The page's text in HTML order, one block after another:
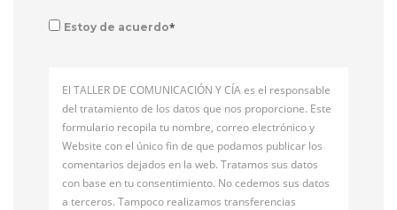
Estoy de acuerdo*
El TALLER DE COMUNICACIÓN Y CÍA es el responsable
del tratamiento de los datos que nos proporcione. Este
formulario recopila tu nombre, correo electrónico y
Website con el único fin de que podamos publicar los
comentarios dejados en la web. Tratamos sus datos
con base en tu consentimiento. No cedemos sus datos
a terceros. Tampoco realizamos transferencias